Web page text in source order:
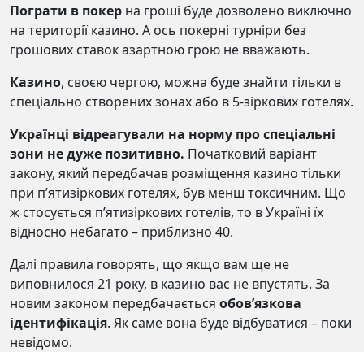
Пограти в покер на гроші буде дозволено виключно
на території казино. А ось покерні турніри без
грошових ставок азартною грою не вважають.
Казино, своєю чергою, можна буде знайти тільки в
спеціально створених зонах або в 5-зіркових готелях.
Українці відреагували на норму про спеціальні
зони не дуже позитивно. Початковий варіант
закону, який передбачав розміщення казино тільки
при п’ятизіркових готелях, був менш токсичним. Що
ж стосується п’ятизіркових готелів, то в Україні їх
відносно небагато – приблизно 40.
Далі правила говорять, що якщо вам ще не
виповнилося 21 року, в казино вас не впустять. За
новим законом передбачається обов’язкова
ідентифікація. Як саме вона буде відбуватися – поки
невідомо.